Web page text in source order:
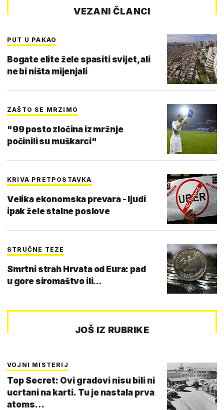
VEZANI ČLANCI
PUT U PAKAO
Bogate elite žele spasiti svijet, ali
ne bi ništa mijenjali
ZAŠTO SE MRZIMO
"99 posto zločina iz mržnje
počinili su muškarci"
KRIVA PRETPOSTAVKA
Velika ekonomska prevara - ljudi
ipak žele stalne poslove
STRUČNE TEZE
Smrtni strah Hrvata od Eura: pad
u gore siromaštvo ili...
JOŠ IZ RUBRIKE
VOJNI MISTERIJ
Top Secret: Ovi gradovi nisu bili ni
ucrtani na karti. Tu je nastala prva
atoms…